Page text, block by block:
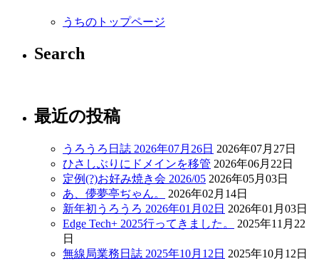
うちのトップページ
Search
最近の投稿
うろうろ日誌 2026年07月26日 2026年07月27日
ひさしぶりにドメインを移管 2026年06月22日
定例(?)お好み焼き会 2026/05 2026年05月03日
あ、儚夢亭ぢゃん。
2026年02月14日
新年初うろうろ 2026年01月02日 2026年01月03日
Edge Tech+ 2025行ってきました。
2025年11月22
日
無線局業務日誌 2025年10月12日 2025年10月12日